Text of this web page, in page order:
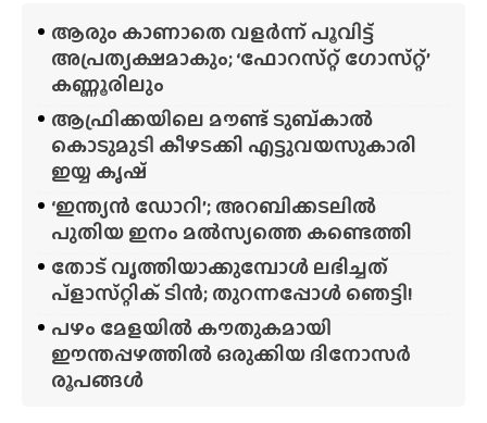
ആരും കാണാതെ വളർന്ന് പൂവിട്ട്
അപ്രത്യക്ഷമാകും; ‘ഫോറസ്‌റ്റ്‌ ഗോസ്‌റ്റ്’
കണ്ണൂരിലും
ആഫ്രിക്കയിലെ മൗണ്ട് ടുബ്‌കാൽ
കൊടുമുടി കീഴടക്കി എട്ടുവയസുകാരി
ഇയ്യ കൃഷ്
‘ഇന്ത്യൻ ഡോറി’; അറബിക്കടലിൽ
പുതിയ ഇനം മൽസ്യത്തെ കണ്ടെത്തി
തോട് വൃത്തിയാക്കുമ്പോൾ ലഭിച്ചത്
പ്‌ളാസ്‌റ്റിക് ടിൻ; തുറന്നപ്പോൾ ഞെട്ടി!
പഴം മേളയിൽ കൗതുകമായി
ഈന്തപ്പഴത്തിൽ ഒരുക്കിയ ദിനോസർ
രൂപങ്ങൾ